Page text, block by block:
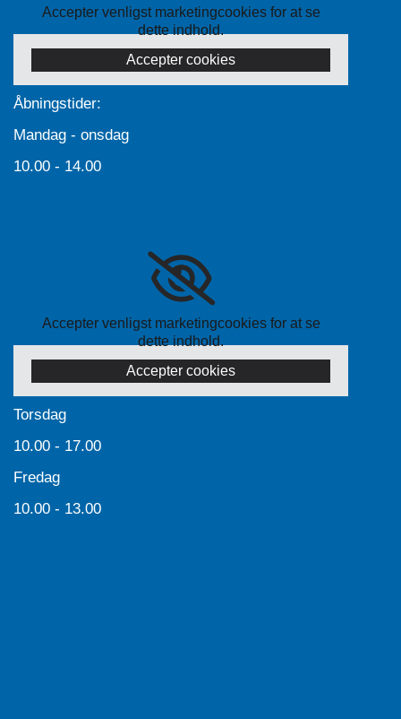
Accepter venligst marketingcookies for at se
dette indhold.
Accepter cookies
Åbningstider:
Mandag - onsdag
10.00 - 14.00
Accepter venligst marketingcookies for at se
dette indhold.
Accepter cookies
Torsdag
10.00 - 17.00
Fredag
10.00 - 13.00